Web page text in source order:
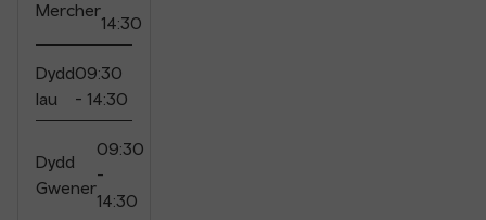
Mercher
14:30
Dydd
Iau
09:30
- 14:30
Dydd
Gwener
09:30
-
14:30